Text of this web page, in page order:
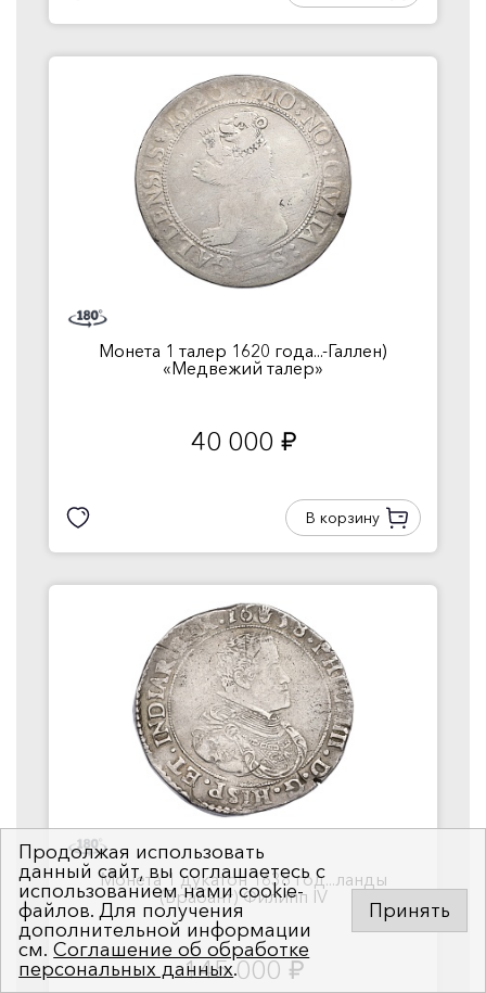
Монета 1 талер 1620 года...-Галлен)
«Медвежий талер»
40 000 руб.
В корзину
Монета 1 дукатон 1638 год...ланды
(Брабант) Филипп IV
145 000 руб.
Продолжая использовать
данный сайт, вы соглашаетесь с
использованием нами cookie-
файлов. Для получения
дополнительной информации
см.Соглашение об обработке
персональных данных.
Принять